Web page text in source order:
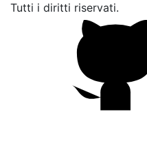
Tutti i diritti riservati.